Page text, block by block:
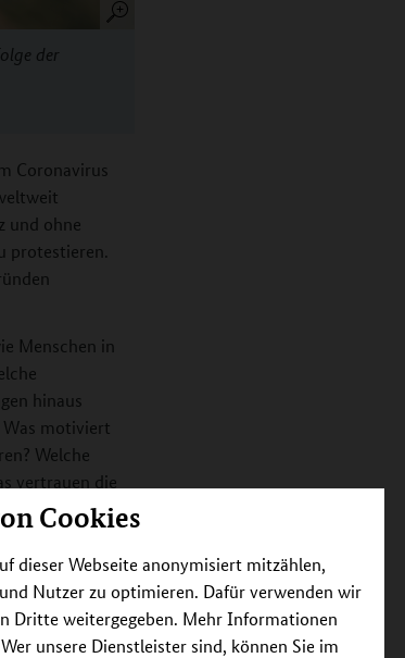
Cookies
dieser Webseite anonymisiert mitzählen,
Nutzer zu optimieren. Dafür verwenden wir
Dritte weitergegeben. Mehr Informationen
unsere Dienstleister sind, können Sie im
der
Coronavirus
und ohne
protestieren.
Menschen in
hinaus
Was motiviert
Welche
vertrauen die
Bezug
Buyx: „Es ist
Verhalten von
der Forschung